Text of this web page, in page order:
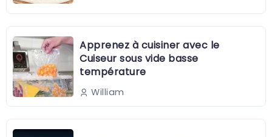
Apprenez à cuisiner avec le
Cuiseur sous vide basse
température
William